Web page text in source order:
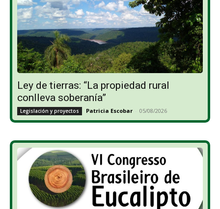
Ley de tierras: “La propiedad rural
conlleva soberanía”
Legislación y proyectos Patricia Escobar - 05/08/2026